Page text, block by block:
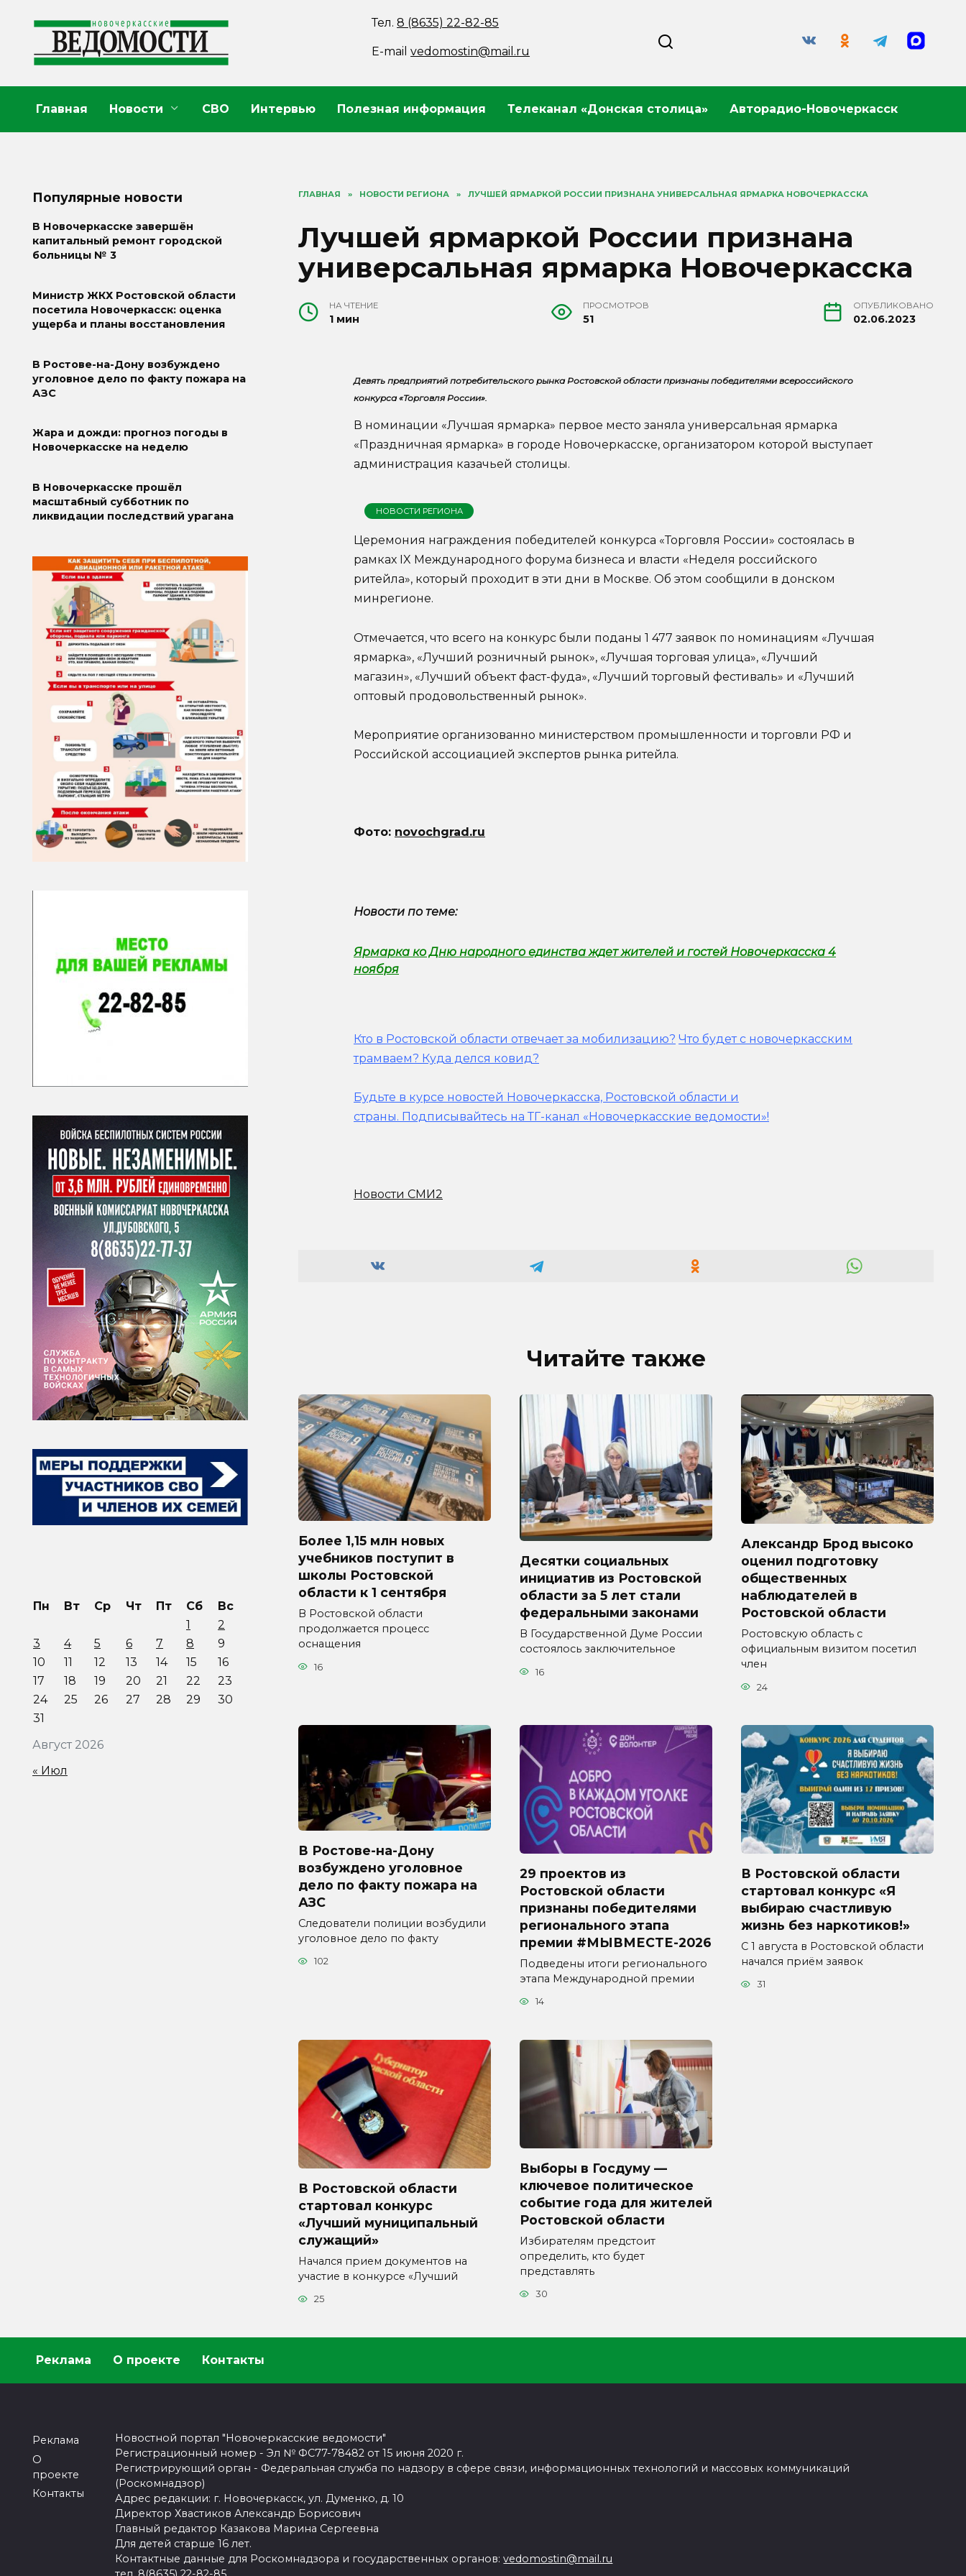
содержанию
Тел.8 (8635) 22-82-85
E-mailvedomostin@mail.ru
Главная Новости СВО Интервью Полезная информация Телеканал «Донская столица» Авторадио-Новочеркасск
ГЛАВНАЯ » НОВОСТИ РЕГИОНА » ЛУЧШЕЙ ЯРМАРКОЙ РОССИИ ПРИЗНАНА УНИВЕРСАЛЬНАЯ ЯРМАРКА НОВОЧЕРКАССКА
Лучшей ярмаркой России признана
универсальная ярмарка Новочеркасска
НА ЧТЕНИЕ
1 мин
ПРОСМОТРОВ
51
ОПУБЛИКОВАНО
02.06.2023
Девять предприятий потребительского рынка Ростовской области признаны победителями всероссийского
конкурса «Торговля России».
В номинации «Лучшая ярмарка» первое место заняла универсальная ярмарка
«Праздничная ярмарка» в городе Новочеркасске, организатором которой выступает
администрация казачьей столицы.
НОВОСТИ РЕГИОНА
Церемония награждения победителей конкурса «Торговля России» состоялась в
рамках IX Международного форума бизнеса и власти «Неделя российского
ритейла», который проходит в эти дни в Москве. Об этом сообщили в донском
минрегионе.
Отмечается, что всего на конкурс были поданы 1 477 заявок по номинациям «Лучшая
ярмарка», «Лучший розничный рынок», «Лучшая торговая улица», «Лучший
магазин», «Лучший объект фаст-фуда», «Лучший торговый фестиваль» и «Лучший
оптовый продовольственный рынок».
Мероприятие организованно министерством промышленности и торговли РФ и
Российской ассоциацией экспертов рынка ритейла.
Фото: novochgrad.ru
Новости по теме:
Ярмарка ко Дню народного единства ждет жителей и гостей Новочеркасска 4
ноября
Кто в Ростовской области отвечает за мобилизацию? Что будет с новочеркасским
трамваем? Куда делся ковид?
Будьте в курсе новостей Новочеркасска, Ростовской области и
страны. Подписывайтесь на ТГ-канал «Новочеркасские ведомости»!
Новости СМИ2
Читайте также
Более 1,15 млн новых
учебников поступит в
школы Ростовской
области к 1 сентября
В Ростовской области
продолжается процесс
оснащения
16
Десятки социальных
инициатив из Ростовской
области за 5 лет стали
федеральными законами
В Государственной Думе России
состоялось заключительное
16
Александр Брод высоко
оценил подготовку
общественных
наблюдателей в
Ростовской области
Ростовскую область с
официальным визитом посетил
член
24
В Ростове-на-Дону
возбуждено уголовное
дело по факту пожара на
АЗС
Следователи полиции возбудили
уголовное дело по факту
102
29 проектов из
Ростовской области
признаны победителями
регионального этапа
премии #МЫВМЕСТЕ-2026
Подведены итоги регионального
этапа Международной премии
14
В Ростовской области
стартовал конкурс «Я
выбираю счастливую
жизнь без наркотиков!»
С 1 августа в Ростовской области
начался приём заявок
31
В Ростовской области
стартовал конкурс
«Лучший муниципальный
служащий»
Начался прием документов на
участие в конкурсе «Лучший
25
Выборы в Госдуму —
ключевое политическое
событие года для жителей
Ростовской области
Избирателям предстоит
определить, кто будет
представлять
30
Популярные новости
В Новочеркасске завершён
капитальный ремонт городской
больницы № 3
Министр ЖКХ Ростовской области
посетила Новочеркасск: оценка
ущерба и планы восстановления
В Ростове-на-Дону возбуждено
уголовное дело по факту пожара на
АЗС
Жара и дожди: прогноз погоды в
Новочеркасске на неделю
В Новочеркасске прошёл
масштабный субботник по
ликвидации последствий урагана
Август 2026
Пн Вт Ср Чт Пт Сб
Вс
1
2
3
4 5 6 7 8
9
10
11 12 13 14 15
16
17
18 19 20 21 22
23
24
25 26 27 28 29
30
31
« Июл
Реклама О проекте Контакты
Реклама
О
проекте
Контакты
Новостной портал "Новочеркасские ведомости"
Регистрационный номер - Эл № ФС77-78482 от 15 июня 2020 г.
Регистрирующий орган - Федеральная служба по надзору в сфере связи, информационных технологий и массовых коммуникаций
(Роскомнадзор)
Адрес редакции: г. Новочеркасск, ул. Думенко, д. 10
Директор Хвастиков Александр Борисович
Главный редактор Казакова Марина Сергеевна
Для детей старше 16 лет.
Контактные данные для Роскомнадзора и государственных органов:vedomostin@mail.ru